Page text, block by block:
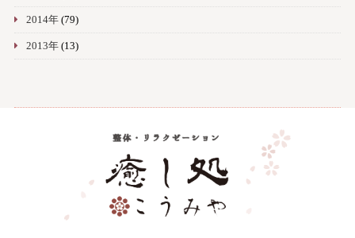
2014年(79)
2013年(13)